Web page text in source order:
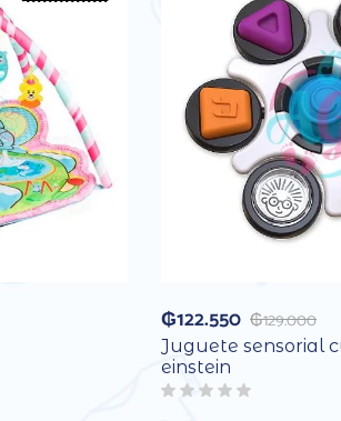
₲129.000
₲122.550
Juguete sensorial
einstein